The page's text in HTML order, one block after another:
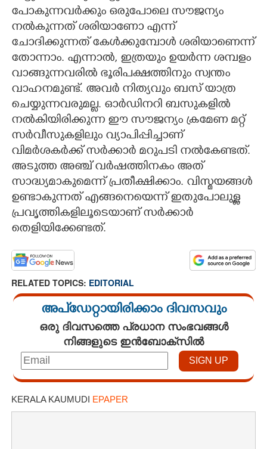
പോകുന്നവർക്കും ഒരുപോലെ സൗജന്യം
നൽകുന്നത് ശരിയാണോ എന്ന്
ചോദിക്കുന്നത് കേൾക്കുമ്പോൾ ശരിയാണെന്ന്
തോന്നാം. എന്നാൽ, ഇത്രയും ഉയർന്ന ശമ്പളം
വാങ്ങുന്നവരിൽ ഭൂരിപക്ഷത്തിനും സ്വന്തം
വാഹനമുണ്ട്. അവർ നിത്യവും ബസ് യാത്ര
ചെയ്യുന്നവരുമല്ല. ഓർഡിനറി ബസുകളിൽ
നൽകിയിരിക്കുന്ന ഈ സൗജന്യം ക്രമേണ മറ്റ്
സർവീസുകളിലും വ്യാപിപ്പിച്ചാണ്
വിമർശകർക്ക് സർക്കാർ മറുപടി നൽകേണ്ടത്.
അടുത്ത അഞ്ച് വർഷത്തിനകം അത്
സാദ്ധ്യമാകുമെന്ന് പ്രതീക്ഷിക്കാം. വിസ്മയങ്ങൾ
ഉണ്ടാകുന്നത് എങ്ങനെയെന്ന് ഇതുപോലുള്ള
പ്രവൃത്തികളിലൂടെയാണ് സർക്കാർ
തെളിയിക്കേണ്ടത്.
RELATED TOPICS: EDITORIAL
അപ്ഡേറ്റായിരിക്കാം ദിവസവും
ഒരു ദിവസത്തെ പ്രധാന സംഭവങ്ങൾ
നിങ്ങളുടെ ഇൻബോക്സിൽ
KERALA KAUMUDI EPAPER